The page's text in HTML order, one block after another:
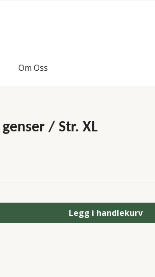
Om Oss
/ Str. XL
Legg i handlekurv